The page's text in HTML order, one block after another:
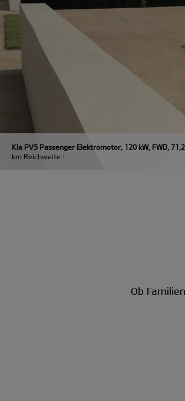
Kia PV5 Passenger Elektromotor, 120 kW, FWD,
km Reichweite.
1
Ob